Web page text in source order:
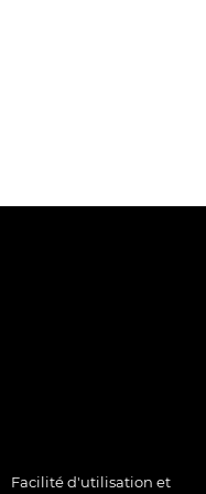
Facilité d'utilisation et